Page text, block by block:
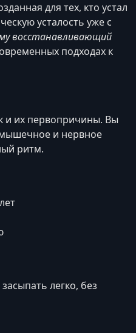
для тех, кто устал
усталость уже с
восстанавливающий
подходах к
и их первопричины. Вы
и нервное
ритм.
легко, без